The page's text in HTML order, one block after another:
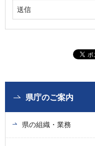
県庁のご案内
県の組織・業務